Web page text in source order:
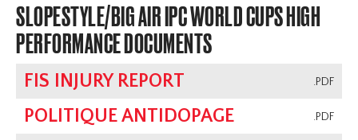
SLOPESTYLE/BIG AIR IPC WORLD CUPS HIGH
PERFORMANCE DOCUMENTS
.PDF
FIS INJURY REPORT
.PDF
POLITIQUE ANTIDOPAGE